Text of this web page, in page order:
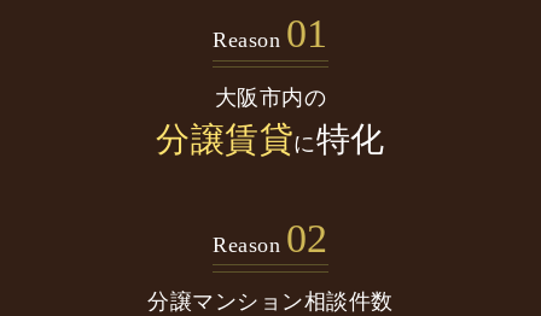
Reason 01
大阪市内の
分譲賃貸に特化
Reason 02
分譲マンション相談件数